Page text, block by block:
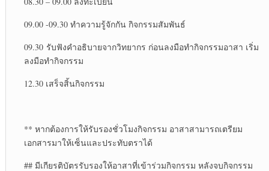
09.00 -09.30 ทำความรู้จักกัน กิจกรรมสัมพันธ์
09.30 รับฟังคำอธิบายจากวิทยากร ก่อนลงมือทำกิจกรรมอาสา เริ่ม
ลงมือทำกิจกรรม
12.30 เสร็จสิ้นกิจกรรม
** หากต้องการให้รับรองชั่วโมงกิจกรรม อาสาสามารถเตรียม
เอกสารมาให้เซ็นและประทับตราได้
## มีเกียรติบัตรรับรองให้อาสาที่เข้าร่วมกิจกรรม หลังจบกิจกรรม